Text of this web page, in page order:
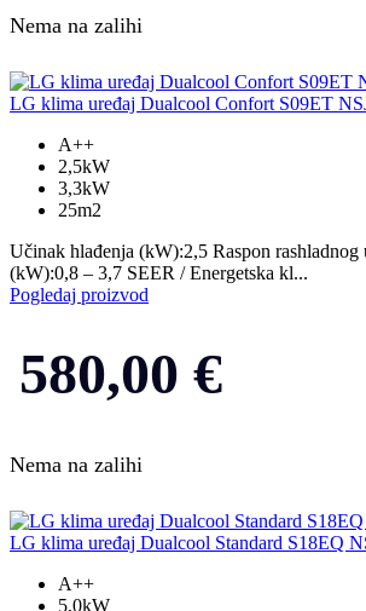
Nema na zalihi
LG klima uređaj Dualcool Confort S09ET
A++
2,5kW
3,3kW
25m2
Učinak hlađenja (kW):2,5 Raspon
(kW):0,8 – 3,7 SEER / Energetska kl...
Pogledaj proizvod
580,00 €
Nema na zalihi
LG klima uređaj Dualcool Standard S18EQ
A++
5,0kW